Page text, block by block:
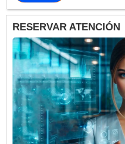
RESERVAR ATENCIÓN